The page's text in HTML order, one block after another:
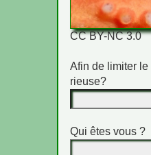
CC BY-NC 3.0
Afin de limiter
rieuse?
Qui êtes vous ?